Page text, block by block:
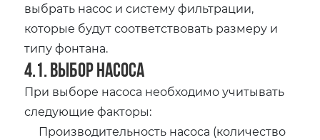
выбрать насос и систему фильтрации‚
которые будут соответствовать размеру и
типу фонтана.
4.1. Выбор насоса
При выборе насоса необходимо учитывать
следующие факторы:
Производительность насоса (количество